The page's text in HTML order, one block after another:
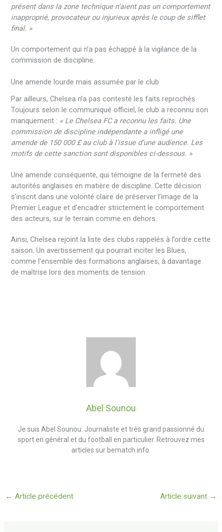
présent dans la zone technique n’aient pas un comportement
inapproprié, provocateur ou injurieux après le coup de sifflet
final. »
Un comportement qui n’a pas échappé à la vigilance de la
commission de discipline.
Une amende lourde mais assumée par le club
Par ailleurs, Chelsea n’a pas contesté les faits reprochés.
Toujours selon le communiqué officiel, le club a reconnu son
manquement : « Le Chelsea FC a reconnu les faits. Une
commission de discipline indépendante a infligé une
amende de 150 000 £ au club à l’issue d’une audience. Les
motifs de cette sanction sont disponibles ci-dessous. »
Une amende conséquente, qui témoigne de la fermeté des
autorités anglaises en matière de discipline. Cette décision
s’inscrit dans une volonté claire de préserver l’image de la
Premier League et d’encadrer strictement le comportement
des acteurs, sur le terrain comme en dehors.
Ainsi, Chelsea rejoint la liste des clubs rappelés à l’ordre cette
saison. Un avertissement qui pourrait inciter les Blues,
comme l’ensemble des formations anglaises, à davantage
de maîtrise lors des moments de tension.
Abel Sounou
Je suis Abel Sounou. Journaliste et très grand passionné du
sport en général et du football en particulier. Retrouvez mes
articles sur bematch.info.
← Article précédent Article suivant →